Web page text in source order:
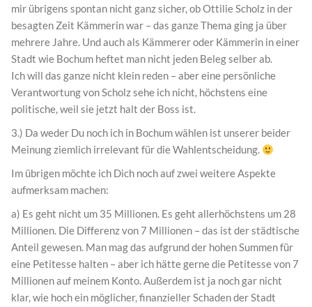
mir übrigens spontan nicht ganz sicher, ob Ottilie Scholz in der
besagten Zeit Kämmerin war – das ganze Thema ging ja über
mehrere Jahre. Und auch als Kämmerer oder Kämmerin in einer
Stadt wie Bochum heftet man nicht jeden Beleg selber ab.
Ich will das ganze nicht klein reden – aber eine persönliche
Verantwortung von Scholz sehe ich nicht, höchstens eine
politische, weil sie jetzt halt der Boss ist.
3.) Da weder Du noch ich in Bochum wählen ist unserer beider
Meinung ziemlich irrelevant für die Wahlentscheidung.
Im übrigen möchte ich Dich noch auf zwei weitere Aspekte
aufmerksam machen:
a) Es geht nicht um 35 Millionen. Es geht allerhöchstens um 28
Millionen. Die Differenz von 7 Millionen – das ist der städtische
Anteil gewesen. Man mag das aufgrund der hohen Summen für
eine Petitesse halten – aber ich hätte gerne die Petitesse von 7
Millionen auf meinem Konto. Außerdem ist ja noch gar nicht
klar, wie hoch ein möglicher, finanzieller Schaden der Stadt